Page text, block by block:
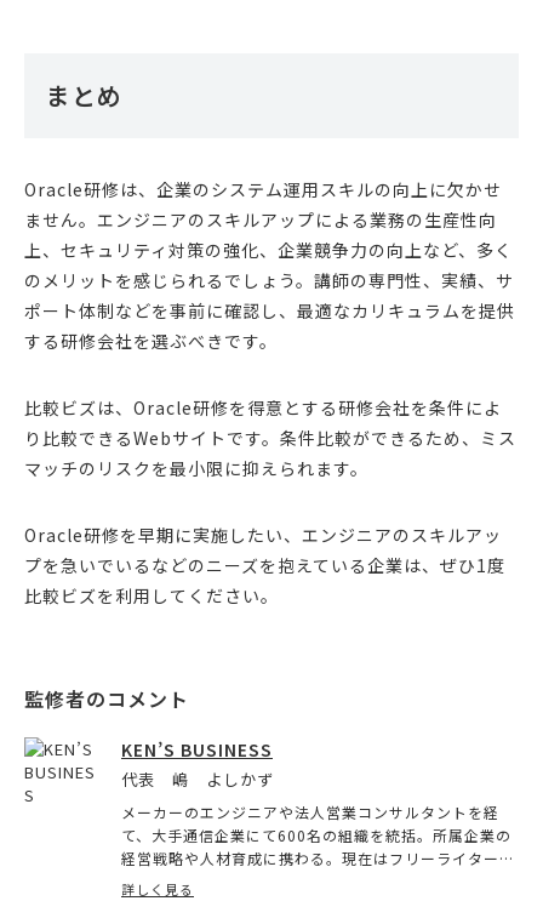
まとめ
Oracle研修は、企業のシステム運用スキルの向上に欠かせ
ません。エンジニアのスキルアップによる業務の生産性向
上、セキュリティ対策の強化、企業競争力の向上など、多く
のメリットを感じられるでしょう。講師の専門性、実績、サ
ポート体制などを事前に確認し、最適なカリキュラムを提供
する研修会社を選ぶべきです。
比較ビズは、Oracle研修を得意とする研修会社を条件によ
り比較できるWebサイトです。条件比較ができるため、ミス
マッチのリスクを最小限に抑えられます。
Oracle研修を早期に実施したい、エンジニアのスキルアッ
プを急いでいるなどのニーズを抱えている企業は、ぜひ1度
比較ビズを利用してください。
KEN’S BUSINESS
代表 嶋 よしかず
メーカーのエンジニアや法人営業コンサルタントを経
て、大手通信企業にて600名の組織を統括。所属企業の
経営戦略や人材育成に携わる。現在はフリーライターと
して大手オウンドメディアなどの記事執筆や監修に携わ
詳しく見る